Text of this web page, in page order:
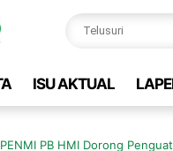
ISU AKTUAL
PB HMI Dorong